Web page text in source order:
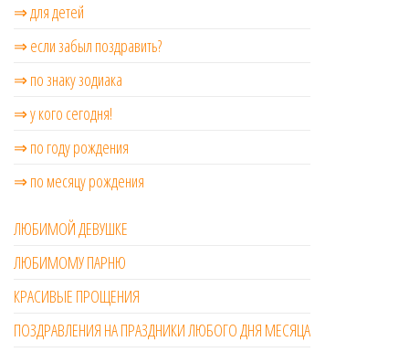
⇒ для детей
⇒ если забыл поздравить?
⇒ по знаку зодиака
⇒ у кого сегодня!
⇒ по году рождения
⇒ по месяцу рождения
ЛЮБИМОЙ ДЕВУШКЕ
ЛЮБИМОМУ ПАРНЮ
КРАСИВЫЕ ПРОЩЕНИЯ
ПОЗДРАВЛЕНИЯ НА ПРАЗДНИКИ ЛЮБОГО ДНЯ МЕСЯЦА